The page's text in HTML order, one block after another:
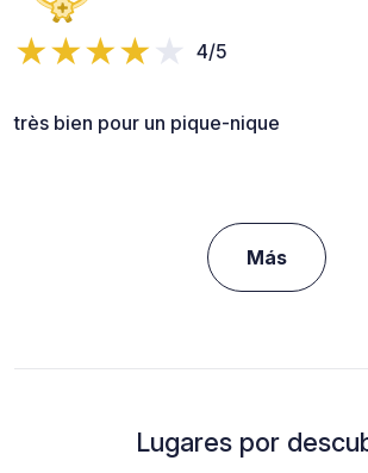
4/5
très bien pour un pique-nique
Más
Lugares por